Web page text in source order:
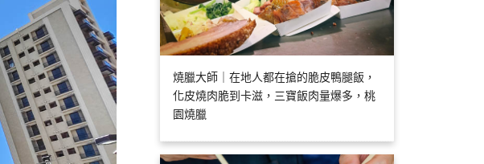
燒臘大師｜在地人都在搶的脆皮鴨腿飯，
化皮燒肉脆到卡滋，三寶飯肉量爆多，桃
園燒臘